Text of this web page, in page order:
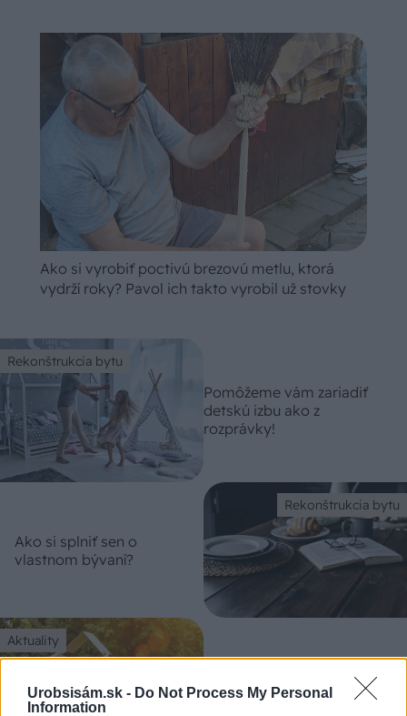
Urobsisám.sk - Do Not Process My Personal
Information
Ako si vyrobiť poctivú brezovú metlu, ktorá
vydrží roky? Pavol ich takto vyrobil už stovky
Rekonštrukcia bytu
Pomôžeme vám zariadiť
detskú izbu ako z
rozprávky!
Rekonštrukcia bytu
Ako si splniť sen o
vlastnom bývaní?
Aktuality
dofinancovanie bývania